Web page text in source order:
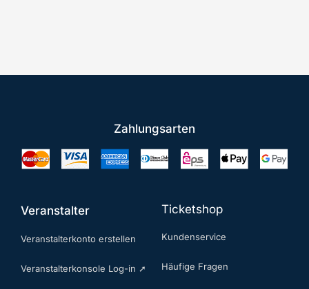
Zahlungsarten
Veranstalter
Veranstalterkonto erstellen
Veranstalterkonsole Log-in ➚
Ticketshop
Kundenservice
Häufige Fragen